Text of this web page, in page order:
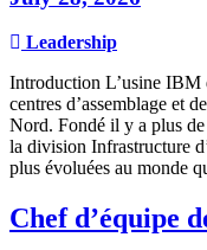
Leadership
Introduction L’usine IBM
centres d’assemblage et
Nord. Fondé il y a plus
la division Infrastructure
plus évoluées au monde
Chef d’équipe